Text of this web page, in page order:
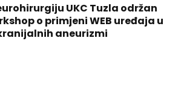
UKC Tuzla održan
o primjeni WEB uređaja u
aneurizmi